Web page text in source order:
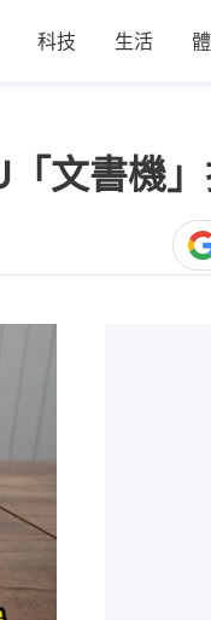
科技 生活
文書機